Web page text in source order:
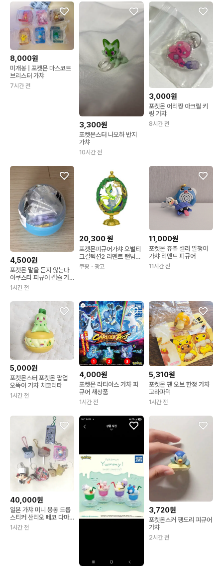
8,000원
미개봉 | 포켓몬 마스코트
브리스터 가챠
7시간 전
3,300원
포켓몬스터 나오하 반지
가챠
10시간 전
3,000원
포켓몬 어리짱 아크릴 키
링 가챠
8시간 전
4,500원
포켓몬 말을 듣지 않는다
아쿠스타 피규어 캡슐 가
챠 미개봉
1시간 전
20,300원
포켓몬피규어가챠 오벌티
크컬렉션2 리멘트 랜덤피
쿠팡 ・광고
11,000원
포켓몬 쥬쥬 셀러 발챙이
가챠 리멘트 피규어
11시간 전
5,000원
포켓몬스터 포켓몬 팝업
오뚝이 가챠 치코리타
1시간 전
4,000원
포켓몬 라티아스 가챠 피
규어 새상품
1시간 전
5,310원
포켓몬 팬 오브 한정 가챠
고라파덕
1시간 전
40,000원
일본 가챠 미니 봉봉 드롭
스티커 산리오 페코 다마
고치 미미치 포켓몬 한교
동 포챠코 우사하나 헬로
1시간 전
3,720원
포켓몬스커 팽도리 피규어
가챠
2시간 전